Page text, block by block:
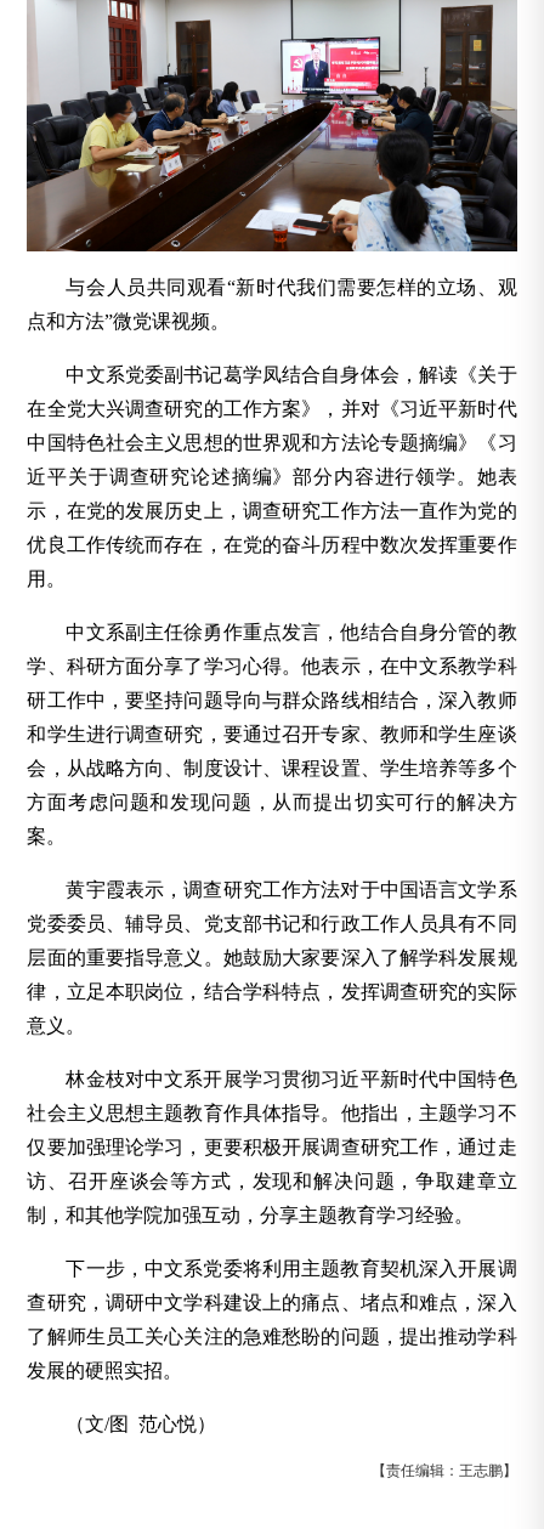
与会人员共同观看“新时代我们需要怎样的立场、观
点和方法”微党课视频。
中文系党委副书记葛学凤结合自身体会，解读《关于
在全党大兴调查研究的工作方案》，并对《习近平新时代
中国特色社会主义思想的世界观和方法论专题摘编》《习
近平关于调查研究论述摘编》部分内容进行领学。她表
示，在党的发展历史上，调查研究工作方法一直作为党的
优良工作传统而存在，在党的奋斗历程中数次发挥重要作
用。
中文系副主任徐勇作重点发言，他结合自身分管的教
学、科研方面分享了学习心得。他表示，在中文系教学科
研工作中，要坚持问题导向与群众路线相结合，深入教师
和学生进行调查研究，要通过召开专家、教师和学生座谈
会，从战略方向、制度设计、课程设置、学生培养等多个
方面考虑问题和发现问题，从而提出切实可行的解决方
案。
黄宇霞表示，调查研究工作方法对于中国语言文学系
党委委员、辅导员、党支部书记和行政工作人员具有不同
层面的重要指导意义。她鼓励大家要深入了解学科发展规
律，立足本职岗位，结合学科特点，发挥调查研究的实际
意义。
林金枝对中文系开展学习贯彻习近平新时代中国特色
社会主义思想主题教育作具体指导。他指出，主题学习不
仅要加强理论学习，更要积极开展调查研究工作，通过走
访、召开座谈会等方式，发现和解决问题，争取建章立
制，和其他学院加强互动，分享主题教育学习经验。
下一步，中文系党委将利用主题教育契机深入开展调
查研究，调研中文学科建设上的痛点、堵点和难点，深入
了解师生员工关心关注的急难愁盼的问题，提出推动学科
发展的硬照实招。
（文/图 范心悦）
【责任编辑：王志鹏】